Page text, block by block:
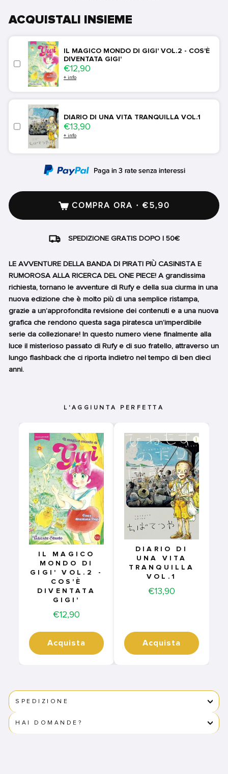
ACQUISTALI INSIEME
IL MAGICO MONDO DI GIGI' VOL.2 - COS'È
DIVENTATA GIGI'
Price
€12,90
+ info
DIARIO DI UNA VITA TRANQUILLA VOL.1
Price
€13,90
+ info
COMPRA ORA · €5,90
SPEDIZIONE GRATIS DOPO I 50€
LE AVVENTURE DELLA BANDA DI PIRATI PIÙ CASINISTA E
RUMOROSA ALLA RICERCA DEL ONE PIECE! A grandissima
richiesta, tornano le avventure di Rufy e della sua ciurma in una
nuova edizione che è molto più di una semplice ristampa,
grazie a un’approfondita revisione dei contenuti e a una nuova
grafica che rendono questa saga piratesca un’imperdibile
serie da collezionare! In questo numero viene finalmente alla
luce il misterioso passato di Rufy e di suo fratello, attraverso un
lungo flashback che ci riporta indietro nel tempo di ben dieci
anni.
L'AGGIUNTA PERFETTA
IL MAGICO
MONDO DI
GIGI' VOL.2 -
COS'È
DIVENTATA
GIGI'
Price
€12,90
Acquista
DIARIO DI
UNA VITA
TRANQUILLA
VOL.1
Price
€13,90
Acquista
SPEDIZIONE
HAI DOMANDE?